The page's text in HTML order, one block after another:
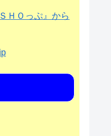
ＨＯっぷ』から